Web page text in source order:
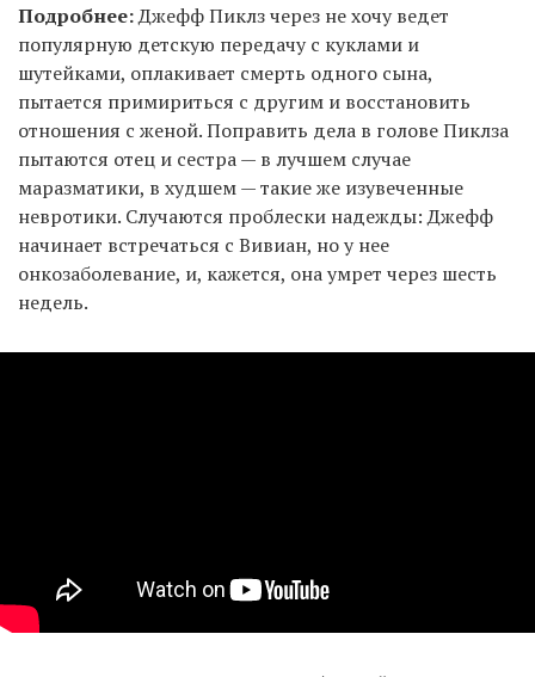
Подробнее:Джефф Пиклз через не хочу ведет
популярную детскую передачу с куклами и
шутейками, оплакивает смерть одного сына,
пытается примириться с другим и восстановить
отношения с женой. Поправить дела в голове Пиклза
пытаются отец и сестра — в лучшем случае
маразматики, в худшем — такие же изувеченные
невротики. Случаются проблески надежды: Джефф
начинает встречаться с Вивиан, но у нее
онкозаболевание, и, кажется, она умрет через шесть
недель.